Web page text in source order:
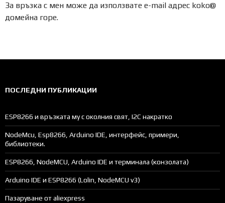
За връзка с мен може да използвате e-mail адрес koko@
домейна горе.
ПОСЛЕДНИ ПУБЛИКАЦИИ
ESP8266 и връзката му с околния свят, I2C накратко
NodeMcu, Esp8266, Arduino IDE, интерфейс, примери,
библиотеки.
ESP8266, NodeMCU, Arduino IDE и терминала (конзолата)
Arduino IDE и ESP8266 (Lolin, NodeMCU v3)
Пазаруване от aliexpress